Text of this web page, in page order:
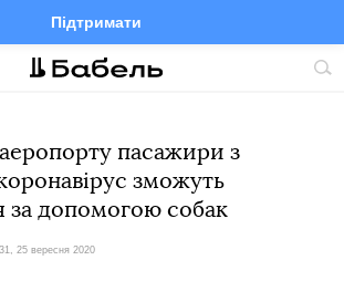
Підтримати
FacebookTelegramTwitter
пасажири з
зможуть
за допомогою собак
25 вересня 2020